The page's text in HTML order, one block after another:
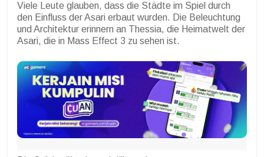
Viele Leute glauben, dass die Städte im Spiel durch
den Einfluss der Asari erbaut wurden. Die Beleuchtung
und Architektur erinnern an Thessia, die Heimatwelt der
Asari, die in Mass Effect 3 zu sehen ist.